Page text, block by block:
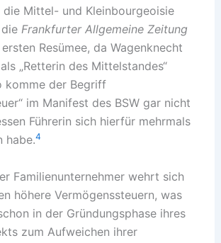
Mittel- und Kleinbourgeoisie
Frankfurter Allgemeine Zeitung
Resümee, da Wagenknecht
„Retterin des Mittelstandes“
komme der Begriff
im Manifest des BSW gar nicht
Führerin sich hierfür mehrmals
habe.4
Familienunternehmer wehrt sich
höhere Vermögenssteuern, was
in der Gründungsphase ihres
zum Aufweichen ihrer